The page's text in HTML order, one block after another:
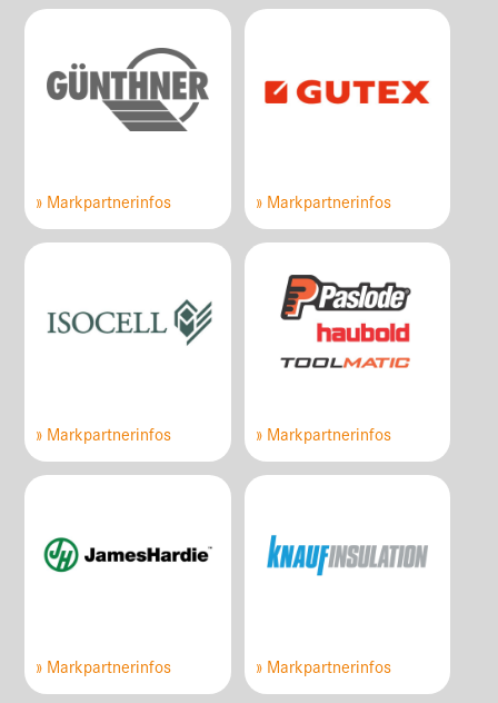
» Markpartnerinfos » Markpartnerinfos
» Markpartnerinfos » Markpartnerinfos
» Markpartnerinfos » Markpartnerinfos